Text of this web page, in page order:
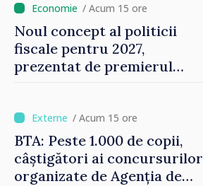
oamenilor”/ Acum 15 ore
Noul concept al politicii
fiscale pentru 2027,
prezentat de premierul
investițiile, taxăm viciile și
echilibrăm taxarea
consumului”
/ Acum 15 ore
BTA: Peste 1.000 de copii,
câștigători ai concursurilor
organizate de Agenția de